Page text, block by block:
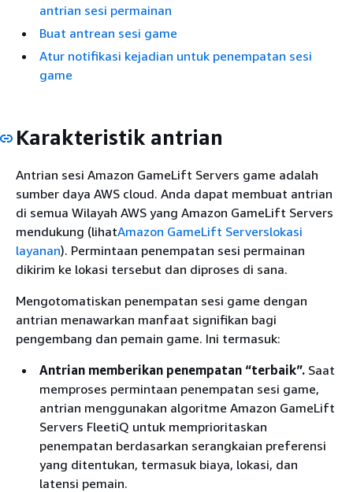
antrian sesi permainan
Buat antrean sesi game
Atur notifikasi kejadian untuk penempatan sesi
game
Karakteristik antrian
Antrian sesi Amazon GameLift Servers game adalah
sumber daya AWS cloud. Anda dapat membuat antrian
di semua Wilayah AWS yang Amazon GameLift Servers
mendukung (lihatAmazon GameLift Serverslokasi
layanan). Permintaan penempatan sesi permainan
dikirim ke lokasi tersebut dan diproses di sana.
Mengotomatiskan penempatan sesi game dengan
antrian menawarkan manfaat signifikan bagi
pengembang dan pemain game. Ini termasuk:
Antrian memberikan penempatan “terbaik”. Saat
memproses permintaan penempatan sesi game,
antrian menggunakan algoritme Amazon GameLift
Servers FleetiQ untuk memprioritaskan
penempatan berdasarkan serangkaian preferensi
yang ditentukan, termasuk biaya, lokasi, dan
latensi pemain.